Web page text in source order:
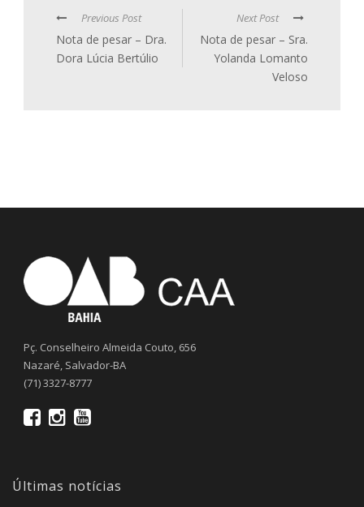
Previous Post
Nota de pesar – Dra.
Dora Lúcia Bertúlio
Next Post
Nota de pesar – Sra.
Yolanda Lomanto
Veloso
Pç. Conselheiro Almeida Couto, 656
Nazaré, Salvador-BA
(71) 3327-8777
Últimas notícias